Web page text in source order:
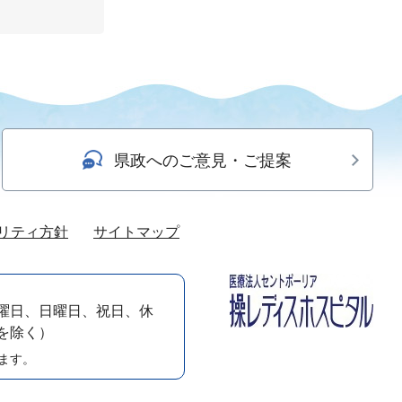
県政へのご意見・ご提案
ティ方針 サイトマップ
日、日曜日、祝日、休
除く）
す。